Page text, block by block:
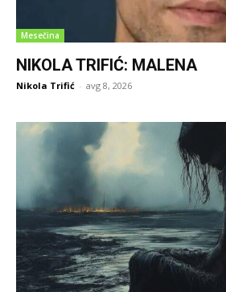
Mesečina
NIKOLA TRIFIĆ: MALENA
Nikola Trifić - avg 8, 2026